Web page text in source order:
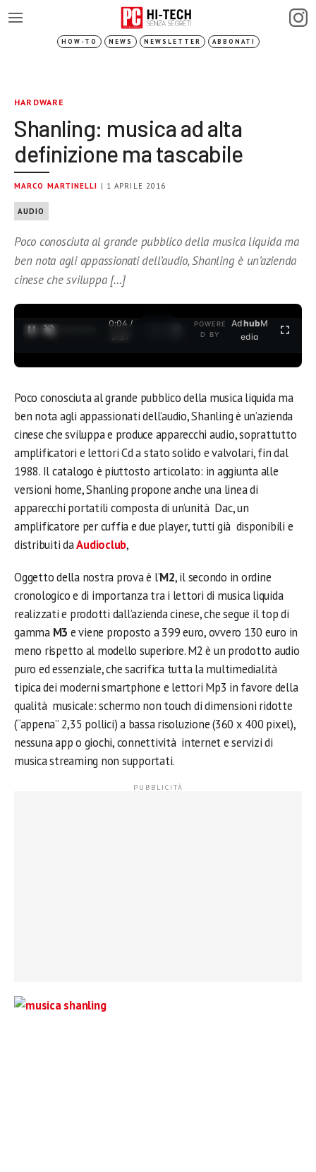
HOW-TO NEWS NEWSLETTER ABBONATI
HARDWARE
Shanling: musica ad alta
definizione ma tascabile
MARCO MARTINELLI | 1 APRILE 2016
AUDIO
Poco conosciuta al grande pubblico della musica liquida ma
ben nota agli appassionati dell’audio, Shanling è un’azienda
cinese che sviluppa […]
0:04 /
3:37
POWERE
D BY
AdhubM
edia
Poco conosciuta al grande pubblico della musica liquida ma
ben nota agli appassionati dell’audio, Shanling è un’azienda
cinese che sviluppa e produce apparecchi audio, soprattutto
amplificatori e lettori Cd a stato solido e valvolari, fin dal
1988. Il catalogo è piuttosto articolato: in aggiunta alle
versioni home, Shanling propone anche una linea di
apparecchi portatili composta di un’unità Dac, un
amplificatore per cuffia e due player, tutti già disponibili e
distribuiti daAudioclub,
Oggetto della nostra prova è l’M2, il secondo in ordine
cronologico e di importanza tra i lettori di musica liquida
realizzati e prodotti dall’azienda cinese, che segue il top di
gamma M3 e viene proposto a 399 euro, ovvero 130 euro in
meno rispetto al modello superiore. M2 è un prodotto audio
puro ed essenziale, che sacrifica tutta la multimedialità
tipica dei moderni smartphone e lettori Mp3 in favore della
qualità musicale: schermo non touch di dimensioni ridotte
(“appena” 2,35 pollici) a bassa risoluzione (360 x 400 pixel),
nessuna app o giochi, connettività internet e servizi di
musica streaming non supportati.